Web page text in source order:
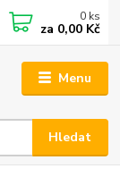
Menu
Hledat
0 ks
za 0,00 Kč